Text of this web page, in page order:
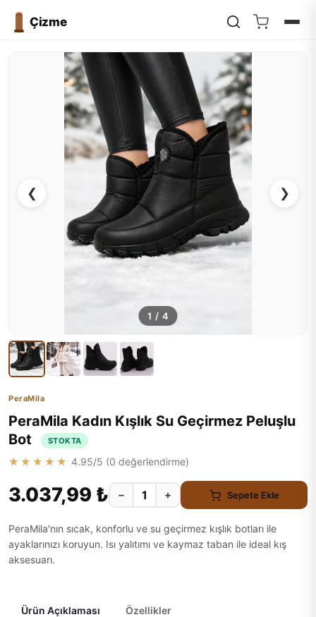
Çizme
❮ ❯
1 / 4
PeraMila
PeraMila Kadın Kışlık Su Geçirmez Peluşlu
Bot
STOKTA
★★★★★ 4.95/5 (0 değerlendirme)
3.037,99 ₺ − + Sepete Ekle
PeraMila'nın sıcak, konforlu ve su geçirmez kışlık botları ile
ayaklarınızı koruyun. Isı yalıtımı ve kaymaz taban ile ideal kış
aksesuarı.
Ürün Açıklaması Özellikler